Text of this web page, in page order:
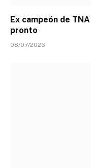
Ex campeón de
pronto
08/07/2026